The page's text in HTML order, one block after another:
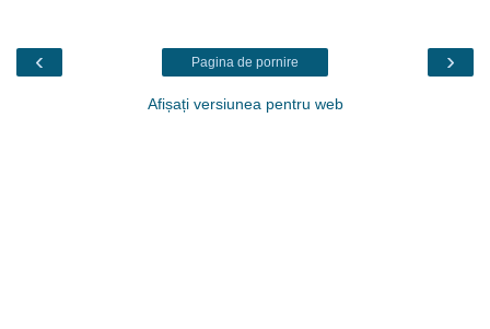
‹ ›
Pagina de pornire
Afișați versiunea pentru web